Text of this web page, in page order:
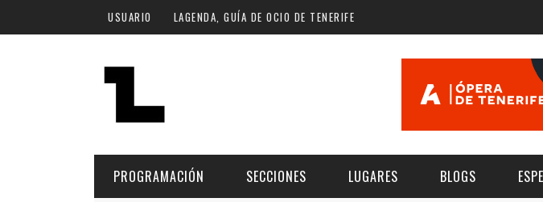
Pasar al contenido principal
USUARIO LAGENDA, GUÍA DE OCIO DE TENERIFE
PROGRAMACIÓN SECCIONES LUGARES BLOGS